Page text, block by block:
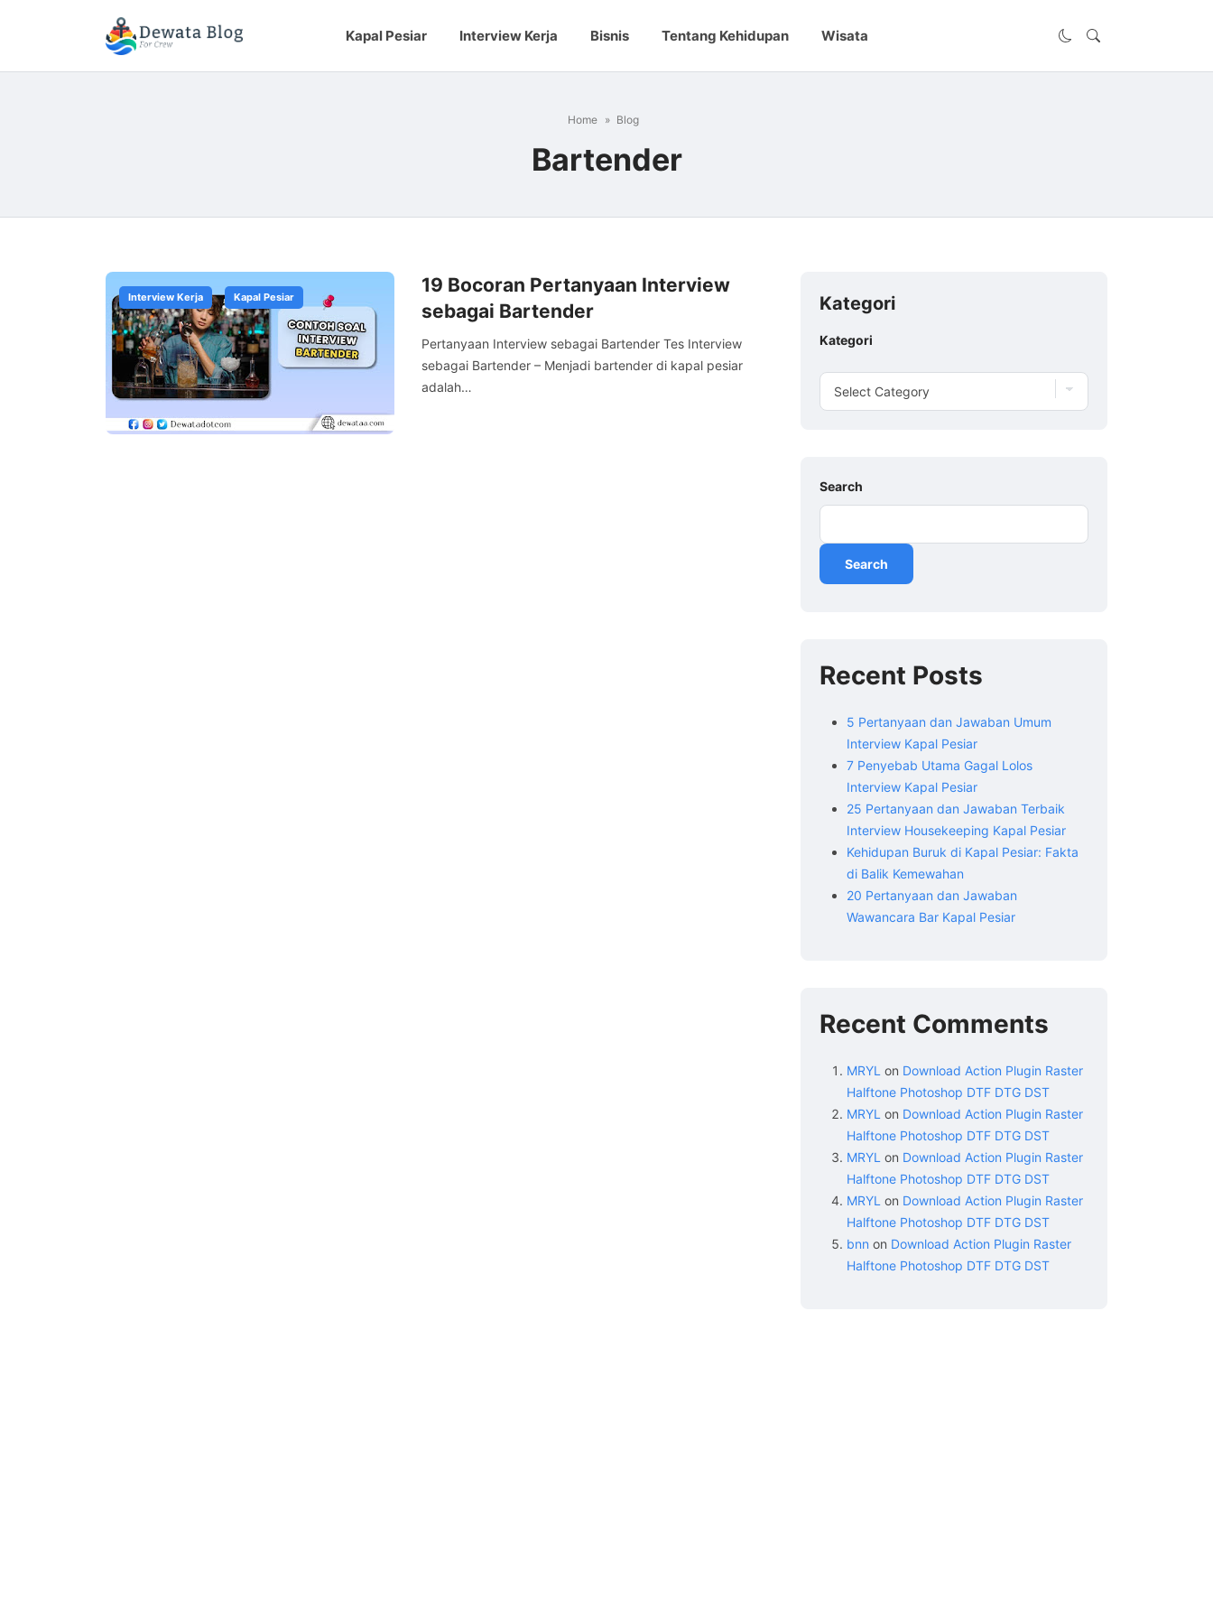
Kapal Pesiar Interview Kerja Bisnis Tentang Kehidupan Wisata
Home Blog
Bartender
Interview Kerja Kapal Pesiar
19 Bocoran Pertanyaan Interview
sebagai Bartender
Pertanyaan Interview sebagai Bartender Tes Interview
sebagai Bartender – Menjadi bartender di kapal pesiar
adalah…
Kategori
Kategori
Search
Search
Recent Posts
5 Pertanyaan dan Jawaban Umum
Interview Kapal Pesiar
7 Penyebab Utama Gagal Lolos
Interview Kapal Pesiar
25 Pertanyaan dan Jawaban Terbaik
Interview Housekeeping Kapal Pesiar
Kehidupan Buruk di Kapal Pesiar: Fakta
di Balik Kemewahan
20 Pertanyaan dan Jawaban
Wawancara Bar Kapal Pesiar
Recent Comments
MRYL on Download Action Plugin Raster
Halftone Photoshop DTF DTG DST
MRYL on Download Action Plugin Raster
Halftone Photoshop DTF DTG DST
MRYL on Download Action Plugin Raster
Halftone Photoshop DTF DTG DST
MRYL on Download Action Plugin Raster
Halftone Photoshop DTF DTG DST
bnn on Download Action Plugin Raster
Halftone Photoshop DTF DTG DST